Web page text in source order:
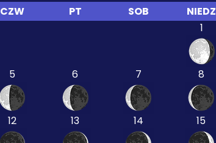
CZW PT SOB
NIEDZ
1
5 6 7 8
12 13 14 15